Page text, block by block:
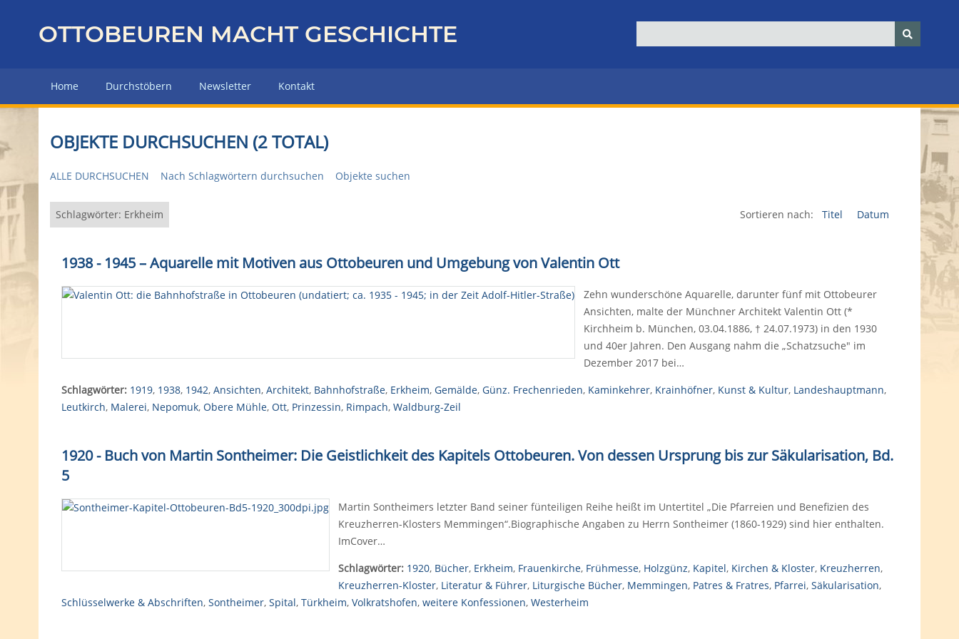
z
r
H
u
p
e
OTTOBEUREN MACHT GESCHICHTE
Home Durchstöbern Newsletter Kontakt
OBJEKTE DURCHSUCHEN (2 TOTAL)
ALLE DURCHSUCHEN Nach Schlagwörtern durchsuchen Objekte suchen
Schlagwörter: Erkheim Sortieren nach: Titel Datum
1938 - 1945 – Aquarelle mit Motiven aus Ottobeuren und Umgebung von Valentin Ott
Zehn wunderschöne Aquarelle, darunter fünf mit Ottobeurer
Ansichten, malte der Münchner Architekt Valentin Ott (*
Kirchheim b. München, 03.04.1886, † 24.07.1973) in den 1930
und 40er Jahren. Den Ausgang nahm die „Schatzsuche" im
Dezember 2017 bei…
Schlagwörter: 1919, 1938, 1942, Ansichten, Architekt, Bahnhofstraße, Erkheim, Gemälde, Günz. Frechenrieden, Kaminkehrer, Krainhöfner, Kunst & Kultur, Landeshauptmann,
Leutkirch, Malerei, Nepomuk, Obere Mühle, Ott, Prinzessin, Rimpach, Waldburg-Zeil
1920 - Buch von Martin Sontheimer: Die Geistlichkeit des Kapitels Ottobeuren. Von dessen Ursprung bis zur Säkularisation, Bd.
5
Martin Sontheimers letzter Band seiner fünteiligen Reihe heißt im Untertitel „Die Pfarreien und Benefizien des
Kreuzherren-Klosters Memmingen“.Biographische Angaben zu Herrn Sontheimer (1860-1929) sind hier enthalten.
ImCover…
Schlagwörter: 1920, Bücher, Erkheim, Frauenkirche, Frühmesse, Holzgünz, Kapitel, Kirchen & Kloster, Kreuzherren,
Kreuzherren-Kloster, Literatur & Führer, Liturgische Bücher, Memmingen, Patres & Fratres, Pfarrei, Säkularisation,
Schlüsselwerke & Abschriften, Sontheimer, Spital, Türkheim, Volkratshofen, weitere Konfessionen, Westerheim